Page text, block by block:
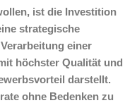
ist die Investition
strategische
einer
höchster Qualität und
darstellt.
ohne Bedenken zu